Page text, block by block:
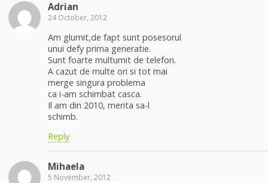
Adrian
24 October, 2012
Am glumit,de fapt sunt posesorul
unui defy prima generatie.
Sunt foarte multumit de telefon.
A cazut de multe ori si tot mai
merge singura problema
ca i-am schimbat casca.
Il am din 2010, merita sa-l
schimb.
Reply
Mihaela
5 November, 2012